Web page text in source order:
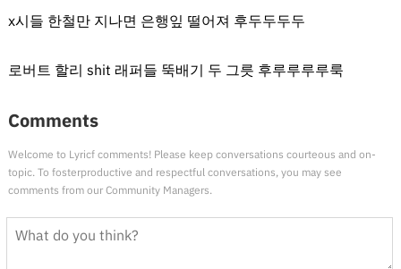
x시들 한철만 지나면 은행잎 떨어져 후두두두두
로버트 할리 shit 래퍼들 뚝배기 두 그릇 후루루루루룩
Comments
Welcome to Lyricf comments! Please keep conversations courteous and on-
topic. To fosterproductive and respectful conversations, you may see
comments from our Community Managers.